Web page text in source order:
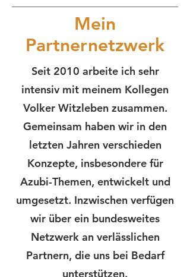
Mein
Partnernetzwerk
Seit 2010 arbeite ich sehr
intensiv mit meinem Kollegen
Volker Witzleben zusammen.
Gemeinsam haben wir in den
letzten Jahren verschieden
Konzepte, insbesondere für
Azubi-Themen, entwickelt und
umgesetzt. Inzwischen verfügen
wir über ein bundesweites
Netzwerk an verlässlichen
Partnern, die uns bei Bedarf
unterstützen.